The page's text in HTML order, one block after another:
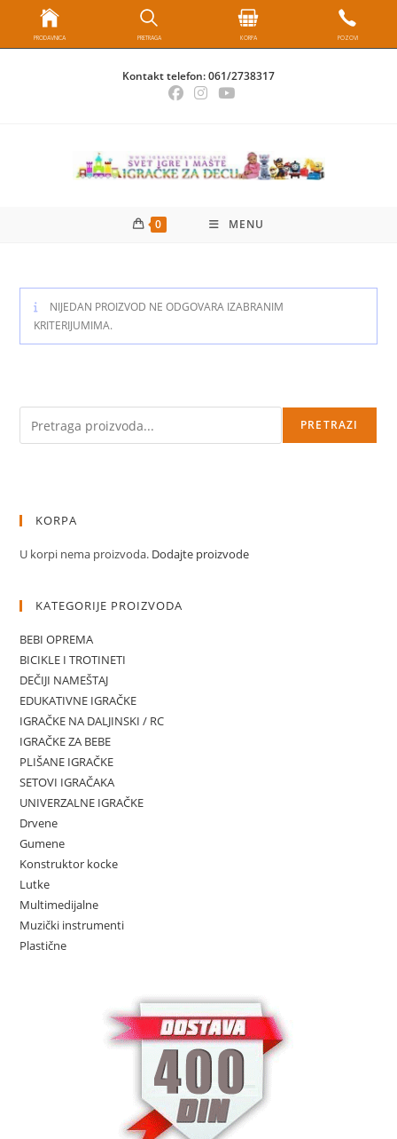
Kontakt telefon:061/2738317
0 MENU
NIJEDAN PROIZVOD NE ODGOVARA IZABRANIM
KRITERIJUMIMA.
PRETRAZI
KORPA
U korpi nema proizvoda. Dodajte proizvode
KATEGORIJE PROIZVODA
BEBI OPREMA
BICIKLE I TROTINETI
DEČIJI NAMEŠTAJ
EDUKATIVNE IGRAČKE
IGRAČKE NA DALJINSKI / RC
IGRAČKE ZA BEBE
PLIŠANE IGRAČKE
SETOVI IGRAČAKA
UNIVERZALNE IGRAČKE
Drvene
Gumene
Konstruktor kocke
Lutke
Multimedijalne
Muzički instrumenti
Plastične
PRODAVNICA PRETRAGA KORPA POZOVI